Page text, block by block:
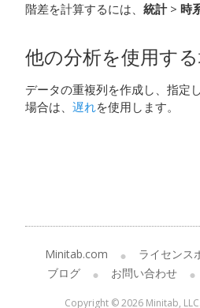
階差を計算するには、 統計> 時
他の分析を使用す
データの重複列を作成し、指定
場合は、 遅れを使用します。
Minitab.com ライセンス
ブログ
お問い合わせ
Copyright © 2026 Minitab,